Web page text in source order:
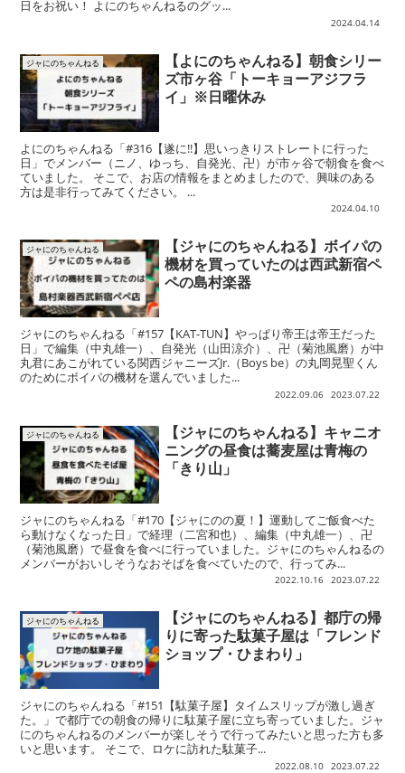
日をお祝い！ よにのちゃんねるのグッ...
2024.04.14
ジャにのちゃんねる
【よにのちゃんねる】朝食シリー
ズ市ヶ谷「トーキョーアジフラ
イ」※日曜休み
よにのちゃんねる「#316【遂に!!】思いっきりストレートに行った
日」でメンバー（ニノ、ゆっち、自発光、卍）が市ヶ谷で朝食を食べ
ていました。 そこで、お店の情報をまとめましたので、興味のある
方は是非行ってみてください。 ...
2024.04.10
ジャにのちゃんねる
【ジャにのちゃんねる】ボイパの
機材を買っていたのは西武新宿ペ
ペの島村楽器
ジャにのちゃんねる「#157【KAT-TUN】やっぱり帝王は帝王だった
日」で編集（中丸雄一）、自発光（山田涼介）、卍（菊池風磨）が中
丸君にあこがれている関西ジャニーズJr.（Boys be）の丸岡晃聖くん
のためにボイパの機材を選んでいました...
2022.09.06 2023.07.22
ジャにのちゃんねる
【ジャにのちゃんねる】キャニオ
ニングの昼食は蕎麦屋は青梅の
「きり山」
ジャにのちゃんねる「#170【ジャにのの夏！】運動してご飯食べた
ら動けなくなった日」で経理（二宮和也）、編集（中丸雄一）、卍
（菊池風磨）で昼食を食べに行っていました。ジャにのちゃんねるの
メンバーがおいしそうなおそばを食べていたので、行ってみ...
2022.10.16 2023.07.22
ジャにのちゃんねる
【ジャにのちゃんねる】都庁の帰
りに寄った駄菓子屋は「フレンド
ショップ・ひまわり」
ジャにのちゃんねる「#151【駄菓子屋】タイムスリップが激し過ぎ
た。」で都庁での朝食の帰りに駄菓子屋に立ち寄っていました。ジャ
にのちゃんねるのメンバーが楽しそうで行ってみたいと思った方も多
いと思います。 そこで、ロケに訪れた駄菓子...
2022.08.10 2023.07.22